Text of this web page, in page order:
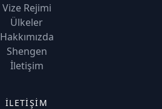
Vize Rejimi
Ülkeler
Hakkımızda
Shengen
İletişim
İLETİŞİM